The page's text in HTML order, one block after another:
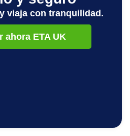
viaja con tranquilidad.
ahora ETA UK